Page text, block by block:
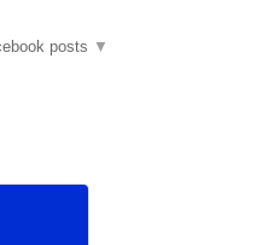
posts ▼